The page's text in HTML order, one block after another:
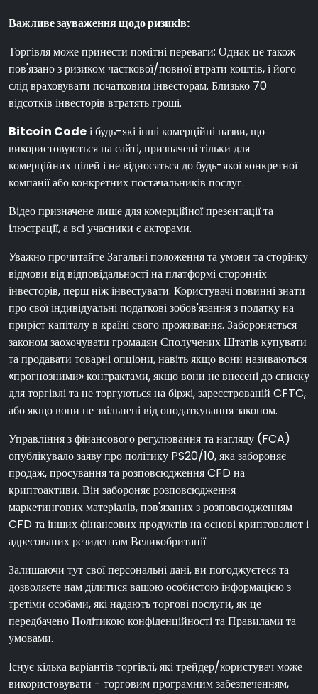
Важливе зауваження щодо ризиків:
Торгівля може принести помітні переваги; Однак це також
пов'язано з ризиком часткової/повної втрати коштів, і його
слід враховувати початковим інвесторам. Близько 70
відсотків інвесторів втратять гроші.
Bitcoin Codeі будь-які інші комерційні назви, що
використовуються на сайті, призначені тільки для
комерційних цілей і не відносяться до будь-якої конкретної
компанії або конкретних постачальників послуг.
Відео призначене лише для комерційної презентації та
ілюстрації, а всі учасники є акторами.
Уважно прочитайте Загальні положення та умови та сторінку
відмови від відповідальності на платформі сторонніх
інвесторів, перш ніж інвестувати. Користувачі повинні знати
про свої індивідуальні податкові зобов'язання з податку на
приріст капіталу в країні свого проживання. Забороняється
законом заохочувати громадян Сполучених Штатів купувати
та продавати товарні опціони, навіть якщо вони називаються
«прогнозними» контрактами, якщо вони не внесені до списку
для торгівлі та не торгуються на біржі, зареєстрованій CFTC,
або якщо вони не звільнені від оподаткування законом.
Управління з фінансового регулювання та нагляду (FCA)
опублікувало заяву про політику PS20/10, яка забороняє
продаж, просування та розповсюдження CFD на
криптоактиви. Він забороняє розповсюдження
маркетингових матеріалів, пов'язаних з розповсюдженням
CFD та інших фінансових продуктів на основі криптовалют і
адресованих резидентам Великобританії
Залишаючи тут свої персональні дані, ви погоджуєтеся та
дозволяєте нам ділитися вашою особистою інформацією з
третіми особами, які надають торгові послуги, як це
передбачено Політикою конфіденційності та Правилами та
умовами.
Існує кілька варіантів торгівлі, які трейдер/користувач може
використовувати - торговим програмним забезпеченням,